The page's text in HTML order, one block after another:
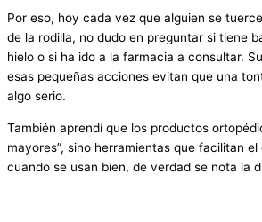
Por eso, hoy cada vez que alguien se
de la rodilla, no dudo en preguntar si tiene
hielo o si ha ido a la farmacia a consultar.
esas pequeñas acciones evitan que una
algo serio.
También aprendí que los productos
mayores”, sino herramientas que facilitan el
cuando se usan bien, de verdad se nota la